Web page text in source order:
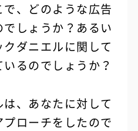
、どのような広告
しょうか？あるい
ダニエルに関して
るのでしょうか？
は、あなたに対して
ローチをしたので